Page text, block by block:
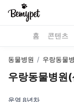
홈 콘텐츠
동물병원 / 우랑동물
우랑동물병원
운영 8년차